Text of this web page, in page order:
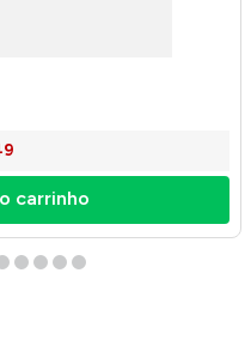
A 85" SBRP1600 -
carrinho